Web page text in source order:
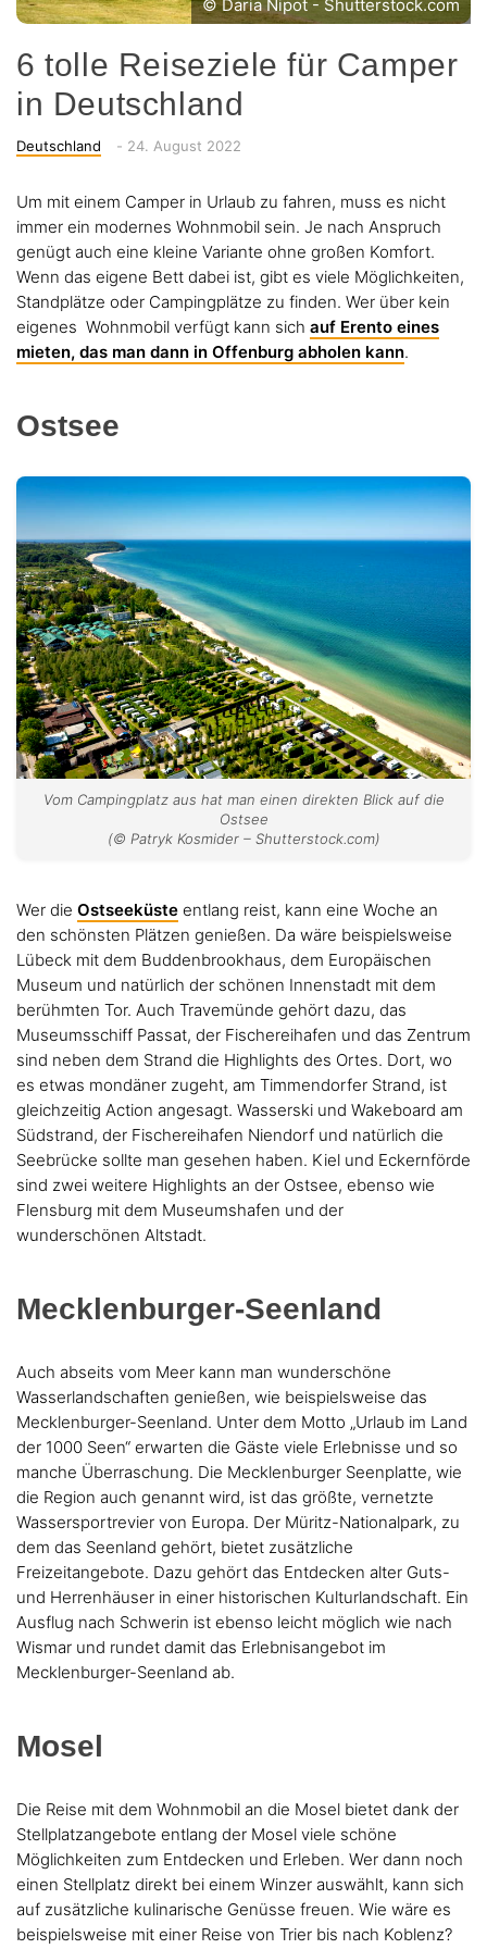
© Daria Nipot - Shutterstock.com
6 tolle Reiseziele für Camper
in Deutschland
Categories
Deutschland - Posted
24. August 2022
Um mit einem Camper in Urlaub zu fahren, muss es nicht
immer ein modernes Wohnmobil sein. Je nach Anspruch
genügt auch eine kleine Variante ohne großen Komfort.
Wenn das eigene Bett dabei ist, gibt es viele Möglichkeiten,
Standplätze oder Campingplätze zu finden. Wer über kein
eigenes Wohnmobil verfügt kann sich auf Erento eines
mieten, das man dann in Offenburg abholen kann.
Ostsee
Vom Campingplatz aus hat man einen direkten Blick auf die
Ostsee
(© Patryk Kosmider – Shutterstock.com)
Wer die Ostseeküste entlang reist, kann eine Woche an
den schönsten Plätzen genießen. Da wäre beispielsweise
Lübeck mit dem Buddenbrookhaus, dem Europäischen
Museum und natürlich der schönen Innenstadt mit dem
berühmten Tor. Auch Travemünde gehört dazu, das
Museumsschiff Passat, der Fischereihafen und das Zentrum
sind neben dem Strand die Highlights des Ortes. Dort, wo
es etwas mondäner zugeht, am Timmendorfer Strand, ist
gleichzeitig Action angesagt. Wasserski und Wakeboard am
Südstrand, der Fischereihafen Niendorf und natürlich die
Seebrücke sollte man gesehen haben. Kiel und Eckernförde
sind zwei weitere Highlights an der Ostsee, ebenso wie
Flensburg mit dem Museumshafen und der
wunderschönen Altstadt.
Mecklenburger-Seenland
Auch abseits vom Meer kann man wunderschöne
Wasserlandschaften genießen, wie beispielsweise das
Mecklenburger-Seenland. Unter dem Motto „Urlaub im Land
der 1000 Seen“ erwarten die Gäste viele Erlebnisse und so
manche Überraschung. Die Mecklenburger Seenplatte, wie
die Region auch genannt wird, ist das größte, vernetzte
Wassersportrevier von Europa. Der Müritz-Nationalpark, zu
dem das Seenland gehört, bietet zusätzliche
Freizeitangebote. Dazu gehört das Entdecken alter Guts-
und Herrenhäuser in einer historischen Kulturlandschaft. Ein
Ausflug nach Schwerin ist ebenso leicht möglich wie nach
Wismar und rundet damit das Erlebnisangebot im
Mecklenburger-Seenland ab.
Mosel
Die Reise mit dem Wohnmobil an die Mosel bietet dank der
Stellplatzangebote entlang der Mosel viele schöne
Möglichkeiten zum Entdecken und Erleben. Wer dann noch
einen Stellplatz direkt bei einem Winzer auswählt, kann sich
auf zusätzliche kulinarische Genüsse freuen. Wie wäre es
beispielsweise mit einer Reise von Trier bis nach Koblenz?